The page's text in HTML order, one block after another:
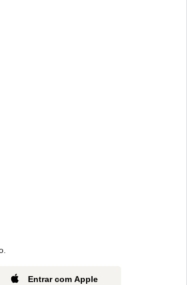
Entrar com Apple